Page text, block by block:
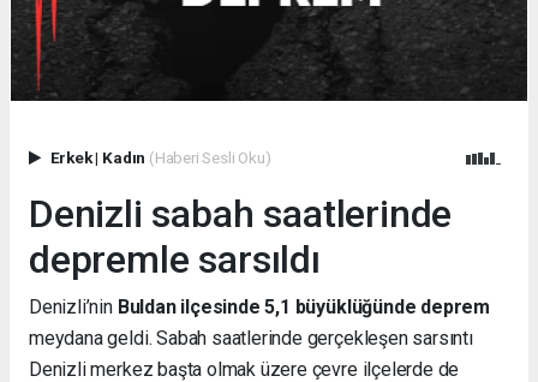
Erkek| Kadın (Haberi Sesli Oku)
Denizli sabah saatlerinde
depremle sarsıldı
Denizli’nin Buldan ilçesinde 5,1 büyüklüğünde deprem
meydana geldi. Sabah saatlerinde gerçekleşen sarsıntı
Denizli merkez başta olmak üzere çevre ilçelerde de